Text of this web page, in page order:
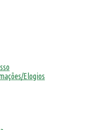
Elogios